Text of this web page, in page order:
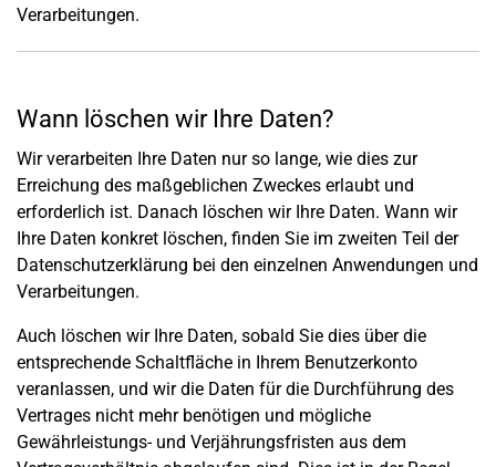
Verarbeitungen.
Wann löschen wir Ihre Daten?
Wir verarbeiten Ihre Daten nur so lange, wie dies zur
Erreichung des maßgeblichen Zweckes erlaubt und
erforderlich ist. Danach löschen wir Ihre Daten. Wann wir
Ihre Daten konkret löschen, finden Sie im zweiten Teil der
Datenschutzerklärung bei den einzelnen Anwendungen und
Verarbeitungen.
Auch löschen wir Ihre Daten, sobald Sie dies über die
entsprechende Schaltfläche in Ihrem Benutzerkonto
veranlassen, und wir die Daten für die Durchführung des
Vertrages nicht mehr benötigen und mögliche
Gewährleistungs- und Verjährungsfristen aus dem